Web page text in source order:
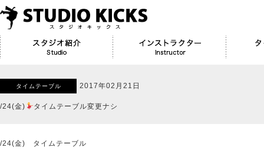
タイムテーブル 2017年02月21日
/24(金) タイムテーブル変更ナシ
/24(金) タイムテーブル